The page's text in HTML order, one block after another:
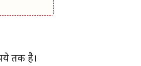
तक है।